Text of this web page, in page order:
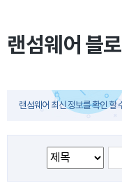
랜섬웨어 블
랜섬웨어 최신 정보를 확인 할